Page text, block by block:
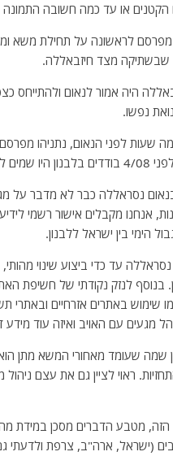
itt
er
c
e
b
o
k
או עד כמה חשובה התמונה
יערי מפרסם לראשונה על תחילת
מצד חיזבאללה.
חיזבאללה היה אמור לנאום
נפשו.
יום, 29/09, כמה שעות לפני הנאום,
השתנתה לגמרי.
נסראללה כבר לא מדבר על
אנחנו מקבלים אישור רשמי
הימי בין ישראל ללבנון.
עד כדי ביצוע שינוי
בנוסף לנזק נקודתי של חשיפת
שימוש באתרים אזרחיים
מגעים עם האויב ואיזה עוד
שמה שעומד מאחורי המשא מתן
ראוי לציין גם את עצם
הזה, מטבע הדברים מסכן
(ישראל, ארה"ב, צרפת ולדעתי